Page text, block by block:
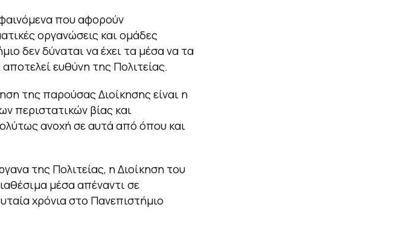
που αφορούν
οργανώσεις και ομάδες
δεν δύναται να έχει τα μέσα να τα
ευθύνη της Πολιτείας.
της παρούσας Διοίκησης είναι η
περιστατικών βίας και
ανοχή σε αυτά από όπου και
της Πολιτείας, η Διοίκηση του
μέσα απέναντι σε
χρόνια στο Πανεπιστήμιο